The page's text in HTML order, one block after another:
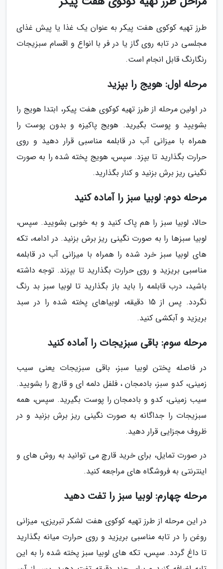
طرز تهیه کوکوی هفت پیکر به عنوان یک غذا یا پیش غذای
مجلسی در تابه روی گاز یا در فر با انواع و اقسام سبزیجات
رنگارنگ قابل انجام است.
مرحله اول: هویج را بپزید
در اولین مرحله از طرز تهیه کوکوی هفت پیکر، ابتدا هویج را
بشویید و پوست بگیرید. هویج پاکیزه و بدون پوست را
همراه با میزانی آب در قابلمه مناسبی قرار دهید و روی
حرارت بگذارید تا بپزد. سپس، هویج پخته شده را به صورت
نگینی ریز برش بزنید و کنار بگذارید.
مرحله دوم: لوبیا سبز را آماده کنید
حالا، لوبیا سبز را هم پاک کنید و به خوبی بشویید. سپس،
لوبیا سبزها را به صورت نگینی ریز برش بزنید. در ادامه، تکه
های لوبیا سبز خرد شده را همراه با میزانی آب در قابلمه
مناسبی بریزید و روی حرارت بگذارید تا بپزند. توجه داشته
باشید، درب قابلمه را باید باز بگذارید تا لوبیا سبز بد رنگ
نگردد. پس از 15 دقیقه، لوبیاهای پخته شده را در سبد
بریزید و آبکشی کنید.
مرحله سوم: باقی سبزیجات را آماده کنید
در فاصله پختن لوبیا سبز، باقی سبزیجات یعنی سیب
زمینی، کدو سبز، بادمجان ، فلفل دلمه ای و قارچ را بشویید.
سیب زمینی، کدو و بادمجان را پوست بگیرید. سپس، همه
سبزیجات را جداگانه به صورت نگینی ریز برش بزنید و در
ظروف مجزایی قرار دهید.
در صورت تمایل، برای خرید قارچ می توانید به روش های و
اینترنتی به فروشگاه های مراجعه کنید.
مرحله چهارم: لوبیا سبز را تفت دهید
در این مرحله از طرز تهیه کوکوی هفت لشکر تبریزی، میزانی
روغن را در تابه مناسبی بریزید و روی حرارت میانه بگذارید
تا داغ گردد. سپس، تکه های لوبیا سبز پخته شده را به این